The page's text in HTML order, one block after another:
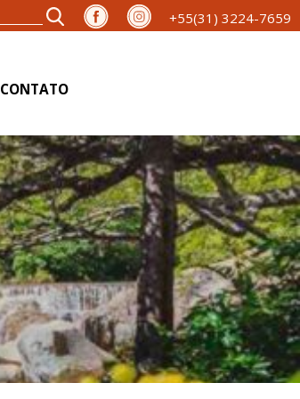
+55(31) 3224-7659
CONTATO